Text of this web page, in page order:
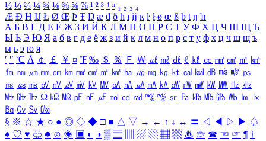
½ ⅓ ⅔ ¼ ¾ ⅛ ⅜ ⅝ ⅞ ¹ ² ³ ⁴ ⁿ ₁ ₂ ₃ ₄
Æ Ð Ħ Ĳ Ł Ø Œ Þ Ŧ Ŋ æ đ ð ħ ı ĳ ĸ ŀ ł ø œ ß þ ŧ ŋ ŉ
А Б В Г Д Е Ё Ж З И Й К Л М Н О П Р С Т У Ф Х Ц Ч Ш Щ Ъ
Ы Ь Э Ю Я а б в г д е ё ж з и й к л м н о п р с т у ф х ц ч ш щ ъ
ы ь э ю я
′ ″ ℃ Å ￠ ￡ ￥ ¤ ℉ ‰ ＄ ％ Ｆ ￦ ㎕ ㎖ ㎗ ℓ ㎘ ㏄ ㎣ ㎤ ㎥ ㎦
㎙ ㎚ ㎛ ㎜ ㎝ ㎞ ㎟ ㎠ ㎡ ㎢ ㏊ ㎍ ㎎ ㎏ ㏏ ㎈ ㎉ ㏈ ㎧ ㎨ ㎰
㎱ ㎲ ㎳ ㎴ ㎵ ㎶ ㎷ ㎸ ㎹ ㎀ ㎁ ㎂ ㎃ ㎄ ㎺ ㎻ ㎽ ㎾ ㎿ ㎐ ㎑
㎒ ㎓ ㎔ Ω ㏀ ㏁ ㎊ ㎋ ㎌ ㏖ ㏅ ㎭ ㎮ ㎯ ㏛ ㎩ ㎪ ㎫ ㎬ ㏝ ㏐
㏓
㏃ ㏉ ㏜ ㏆
§ ※ ☆ ★ ○ ● ◎ ◇ ◆ □ ■ △ ▽ → ← ↑ ↓ ↔ 〓 ◁ ◀ ▷ ▶ ♤
♠ ♡ ♥ ♧ ♣ ⊙ ◈ ▣ ◐ ◑ ▒ ▤ ▨ ▧ ▦ ▩ ♨ ☏ ☎ ☜ ☞ ¶ †